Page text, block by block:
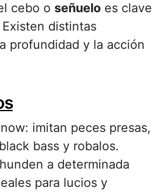
cebo o señuelo es clave
distintas
profundidad y la acción
imitan peces presas,
bass y robalos.
a determinada
para lucios y